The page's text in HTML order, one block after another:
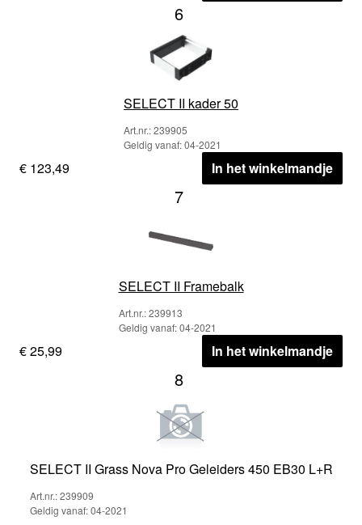
6
SELECT II kader 50
Art.nr.: 239905
Geldig vanaf: 04-2021
€ 123,49 In het winkelmandje
7
SELECT II Framebalk
Art.nr.: 239913
Geldig vanaf: 04-2021
€ 25,99 In het winkelmandje
8
SELECT II Grass Nova Pro Geleiders 450 EB30 L+R
Art.nr.: 239909
Geldig vanaf: 04-2021